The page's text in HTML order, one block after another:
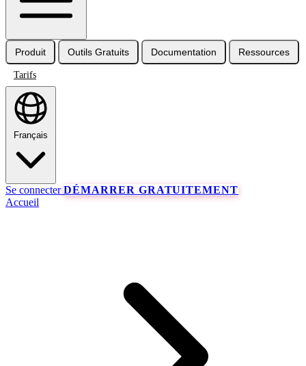
Produit Outils Gratuits Documentation Ressources
Tarifs
Français
Se connecterDÉMARRER GRATUITEMENT
Accueil